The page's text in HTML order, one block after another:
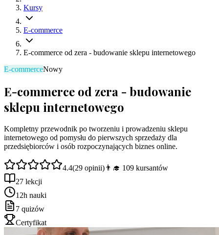
Kursy
E-commerce
E-commerce od zera - budowanie sklepu internetowego
E-commerceNowy
E-commerce od zera - budowanie
sklepu internetowego
Kompletny przewodnik po tworzeniu i prowadzeniu sklepu
internetowego od pomysłu do pierwszych sprzedaży dla
przedsiębiorców i osób rozpoczynających biznes online.
4.4(29 opinii) 👨‍🎓 109 kursantów
27 lekcji
12h nauki
7 quizów
Certyfikat